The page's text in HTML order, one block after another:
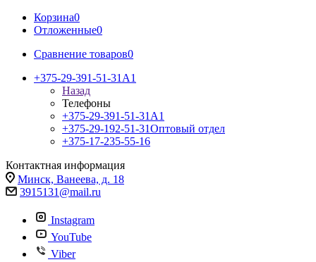
Корзина0
Отложенные0
Сравнение товаров0
+375-29-391-51-31 A1
Назад
Телефоны
+375-29-391-51-31 A1
+375-29-192-51-31Оптовый отдел
+375-17-235-55-16
Контактная информация
Минск, Ванеева, д. 18
3915131@mail.ru
Instagram
YouTube
Viber